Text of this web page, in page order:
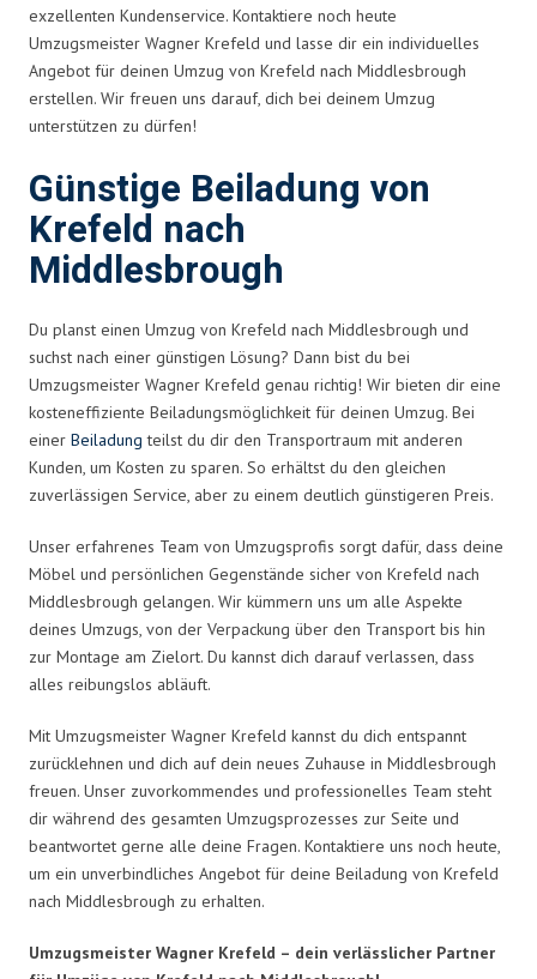
exzellenten Kundenservice. Kontaktiere noch heute
Umzugsmeister Wagner Krefeld und lasse dir ein individuelles
Angebot für deinen Umzug von Krefeld nach Middlesbrough
erstellen. Wir freuen uns darauf, dich bei deinem Umzug
unterstützen zu dürfen!
Günstige Beiladung von
Krefeld nach
Middlesbrough
Du planst einen Umzug von Krefeld nach Middlesbrough und
suchst nach einer günstigen Lösung? Dann bist du bei
Umzugsmeister Wagner Krefeld genau richtig! Wir bieten dir eine
kosteneffiziente Beiladungsmöglichkeit für deinen Umzug. Bei
einer Beiladung teilst du dir den Transportraum mit anderen
Kunden, um Kosten zu sparen. So erhältst du den gleichen
zuverlässigen Service, aber zu einem deutlich günstigeren Preis.
Unser erfahrenes Team von Umzugsprofis sorgt dafür, dass deine
Möbel und persönlichen Gegenstände sicher von Krefeld nach
Middlesbrough gelangen. Wir kümmern uns um alle Aspekte
deines Umzugs, von der Verpackung über den Transport bis hin
zur Montage am Zielort. Du kannst dich darauf verlassen, dass
alles reibungslos abläuft.
Mit Umzugsmeister Wagner Krefeld kannst du dich entspannt
zurücklehnen und dich auf dein neues Zuhause in Middlesbrough
freuen. Unser zuvorkommendes und professionelles Team steht
dir während des gesamten Umzugsprozesses zur Seite und
beantwortet gerne alle deine Fragen. Kontaktiere uns noch heute,
um ein unverbindliches Angebot für deine Beiladung von Krefeld
nach Middlesbrough zu erhalten.
Umzugsmeister Wagner Krefeld – dein verlässlicher Partner